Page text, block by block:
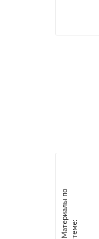
М
а
т е
р
и
а
л
ы
п
о
т
е
м
е :